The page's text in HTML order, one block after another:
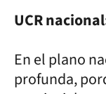
UCR
En el plano
profunda,